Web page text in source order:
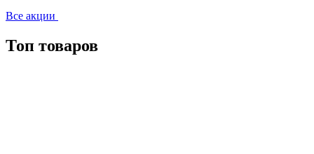
Все акции
Топ товаров